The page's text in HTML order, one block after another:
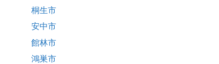
桐生市
安中市
館林市
鴻巣市